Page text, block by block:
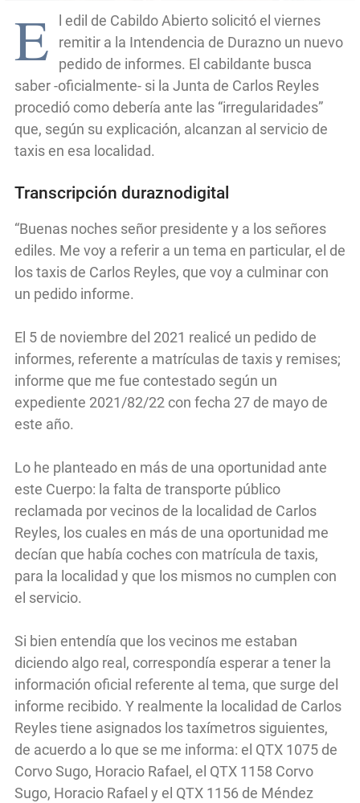
E
l edil de Cabildo Abierto solicitó el viernes
remitir a la Intendencia de Durazno un nuevo
pedido de informes. El cabildante busca
saber -oficialmente- si la Junta de Carlos Reyles
procedió como debería ante las “irregularidades”
que, según su explicación, alcanzan al servicio de
taxis en esa localidad.
Transcripción duraznodigital
“Buenas noches señor presidente y a los señores
ediles. Me voy a referir a un tema en particular, el de
los taxis de Carlos Reyles, que voy a culminar con
un pedido informe.
El 5 de noviembre del 2021 realicé un pedido de
informes, referente a matrículas de taxis y remises;
informe que me fue contestado según un
expediente 2021/82/22 con fecha 27 de mayo de
este año.
Lo he planteado en más de una oportunidad ante
este Cuerpo: la falta de transporte público
reclamada por vecinos de la localidad de Carlos
Reyles, los cuales en más de una oportunidad me
decían que había coches con matrícula de taxis,
para la localidad y que los mismos no cumplen con
el servicio.
Si bien entendía que los vecinos me estaban
diciendo algo real, correspondía esperar a tener la
información oficial referente al tema, que surge del
informe recibido. Y realmente la localidad de Carlos
Reyles tiene asignados los taxímetros siguientes,
de acuerdo a lo que se me informa: el QTX 1075 de
Corvo Sugo, Horacio Rafael, el QTX 1158 Corvo
Sugo, Horacio Rafael y el QTX 1156 de Méndez